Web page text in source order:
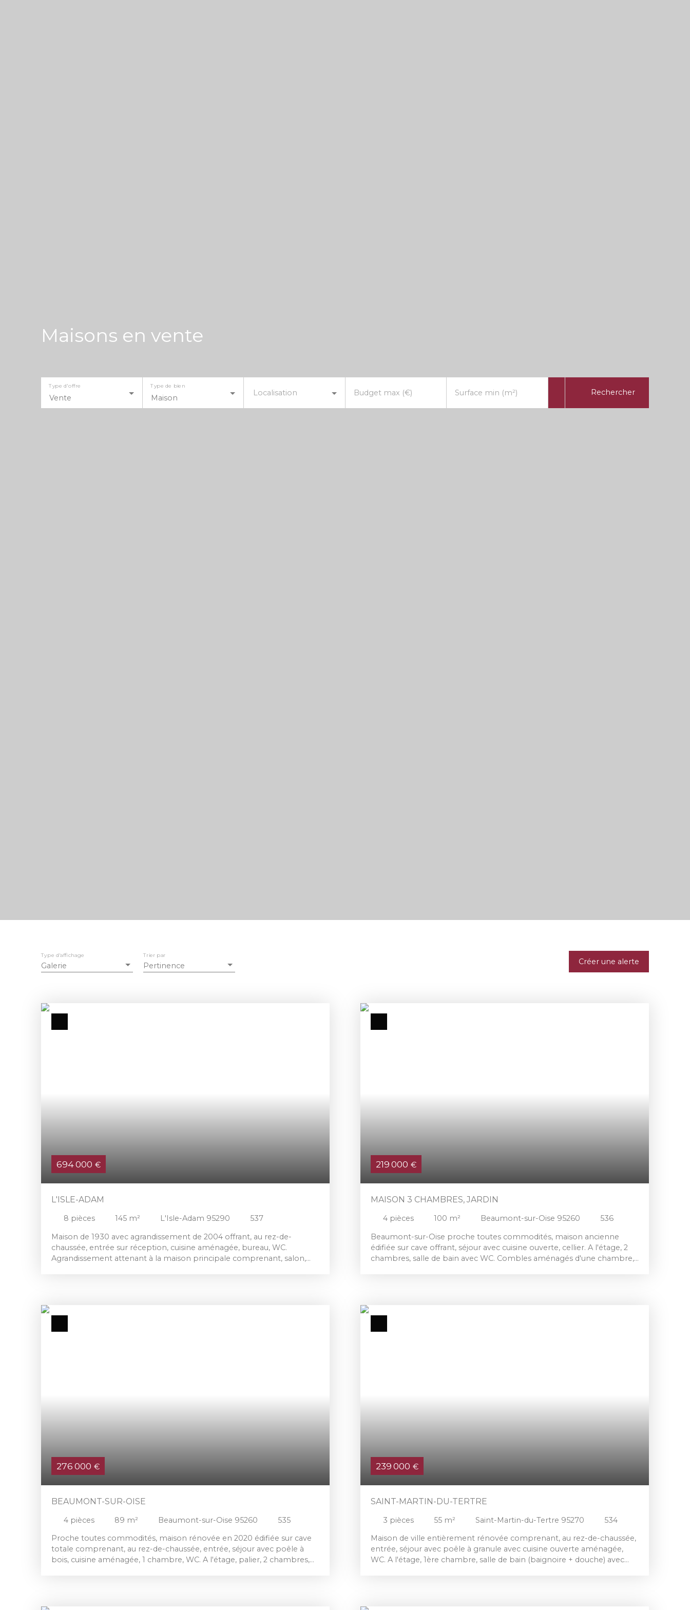
Maisons en vente
Vente
Type d'offre
Maison
Type de bien
Localisation Budget max (€) Surface min (m²) Rechercher
Galerie
Type d'affichage
Pertinence
Trier par
Créer une alerte
694 000 €
L'ISLE-ADAM
8 pièces 145 m² L'Isle-Adam 95290
537
Maison de 1930 avec agrandissement de 2004 offrant, au rez-de-
chaussée, entrée sur réception, cuisine aménagée, bureau, WC.
Agrandissement attenant à la maison principale comprenant, salon,
219 000 €
MAISON 3 CHAMBRES, JARDIN
4 pièces 100 m² Beaumont-sur-Oise 95260
536
Beaumont-sur-Oise proche toutes commodités, maison ancienne
édifiée sur cave offrant, séjour avec cuisine ouverte, cellier. A l'étage, 2
chambres, salle de bain avec WC. Combles aménagés d'une chambre,
276 000 €
BEAUMONT-SUR-OISE
4 pièces 89 m² Beaumont-sur-Oise 95260
535
Proche toutes commodités, maison rénovée en 2020 édifiée sur cave
totale comprenant, au rez-de-chaussée, entrée, séjour avec poêle à
bois, cuisine aménagée, 1 chambre, WC. A l'étage, palier, 2 chambres,
239 000 €
SAINT-MARTIN-DU-TERTRE
3 pièces 55 m² Saint-Martin-du-Tertre 95270
534
Maison de ville entièrement rénovée comprenant, au rez-de-chaussée,
entrée, séjour avec poêle à granule avec cuisine ouverte aménagée,
WC. A l'étage, 1ère chambre, salle de bain (baignoire + douche) avec